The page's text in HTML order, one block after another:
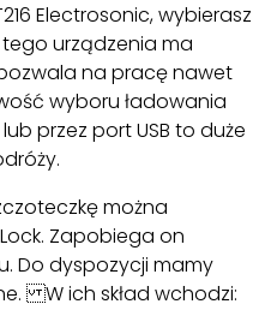
Electrosonic, wybierasz
urządzenia ma
na pracę nawet
wyboru ładowania
przez port USB to duże
można
Zapobiega on
Do dyspozycji mamy
W ich skład wchodzi: